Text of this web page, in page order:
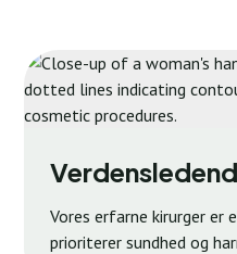
Vores erfarne kirurger
prioriterer sundhed og